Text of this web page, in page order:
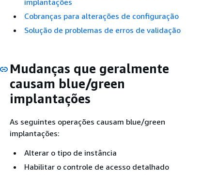
implantações
Cobranças para alterações de configuração
Solução de problemas de erros de validação
Mudanças que geralmente
causam blue/green
implantações
As seguintes operações causam blue/green
implantações:
Alterar o tipo de instância
Habilitar o controle de acesso detalhado